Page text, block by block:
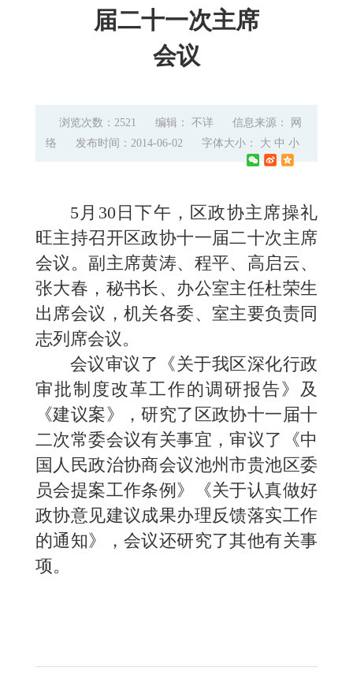
届二十一次主席
会议
浏览次数：2521 编辑： 不详
信息来源： 网
络
发布时间：2014-06-02 字体大小： 大 中 小
5 月 30日下午，区政协主席操礼
旺主持召开区政协十一届二十次主席
会议。副主席黄涛、程平、高启云、
张大春，秘书长、办公室主任杜荣生
出席会议，机关各委、室主要负责同
志列席会议。
会议审议了《关于我区深化行政
审批制度改革工作的调研报告》及
《建议案》，研究了区政协十一届十
二次常委会议有关事宜，审议了《中
国人民政治协商会议池州市贵池区委
员会提案工作条例》《关于认真做好
政协意见建议成果办理反馈落实工作
的通知》，会议还研究了其他有关事
项。